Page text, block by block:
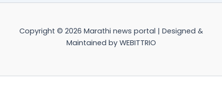
Copyright © 2026 Marathi news portal | Designed &
Maintained by WEBITTRIO